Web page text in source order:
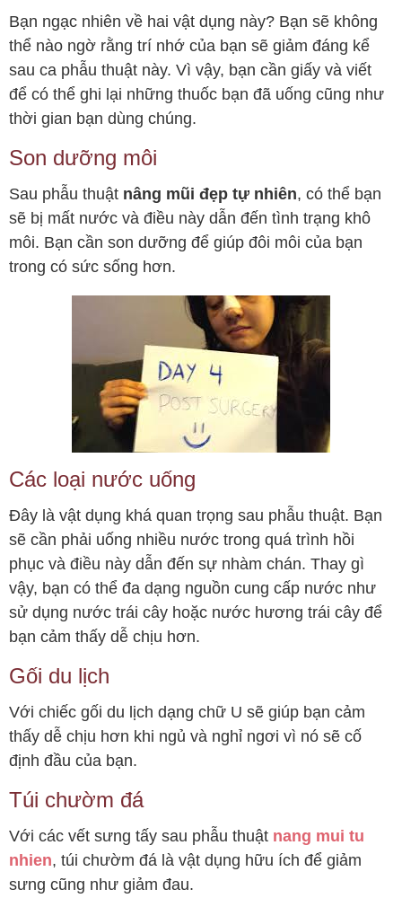
Bạn ngạc nhiên về hai vật dụng này? Bạn sẽ không
thể nào ngờ rằng trí nhớ của bạn sẽ giảm đáng kể
sau ca phẫu thuật này. Vì vậy, bạn cần giấy và viết
để có thể ghi lại những thuốc bạn đã uống cũng như
thời gian bạn dùng chúng.
Son dưỡng môi
Sau phẫu thuật nâng mũi đẹp tự nhiên, có thể bạn
sẽ bị mất nước và điều này dẫn đến tình trạng khô
môi. Bạn cần son dưỡng để giúp đôi môi của bạn
trong có sức sống hơn.
Các loại nước uống
Đây là vật dụng khá quan trọng sau phẫu thuật. Bạn
sẽ cần phải uống nhiều nước trong quá trình hồi
phục và điều này dẫn đến sự nhàm chán. Thay gì
vậy, bạn có thể đa dạng nguồn cung cấp nước như
sử dụng nước trái cây hoặc nước hương trái cây để
bạn cảm thấy dễ chịu hơn.
Gối du lịch
Với chiếc gối du lịch dạng chữ U sẽ giúp bạn cảm
thấy dễ chịu hơn khi ngủ và nghỉ ngơi vì nó sẽ cố
định đầu của bạn.
Túi chườm đá
Với các vết sưng tấy sau phẫu thuật nang mui tu
nhien, túi chườm đá là vật dụng hữu ích để giảm
sưng cũng như giảm đau.